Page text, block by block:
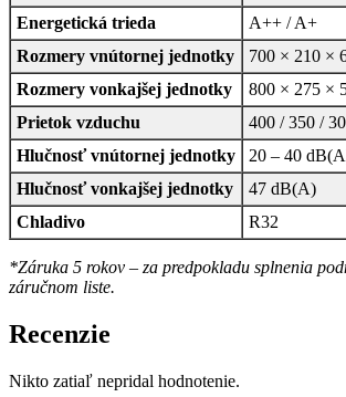
Energetická trieda
A++ / A+
Rozmery vnútornej jednotky
700 × 210 ×
Rozmery vonkajšej jednotky
800 × 275 ×
Prietok vzduchu
400 / 350 /
Hlučnosť vnútornej jednotky
20 – 40
Hlučnosť vonkajšej jednotky
47 dB(A)
Chladivo
R32
*Záruka 5 rokov – za predpokladu splnenia
záručnom liste.
Recenzie
Nikto zatiaľ nepridal hodnotenie.